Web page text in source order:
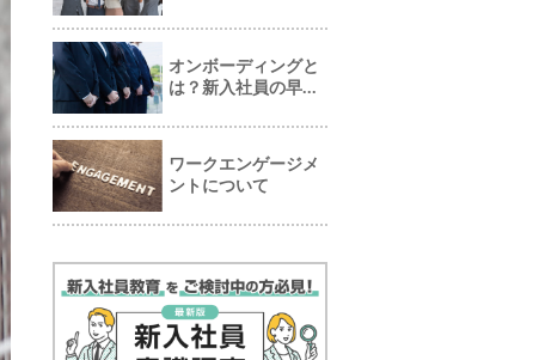
オンボーディングと
は？新入社員の早...
ワークエンゲージメ
ントについて